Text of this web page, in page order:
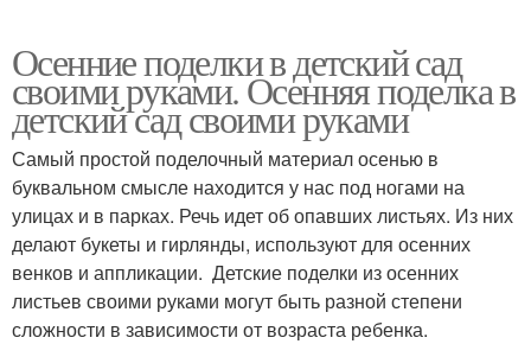
Осенние поделки в детский сад
своими руками. Осенняя поделка в
детский сад своими руками
Самый простой поделочный материал осенью в
буквальном смысле находится у нас под ногами на
улицах и в парках. Речь идет об опавших листьях. Из них
делают букеты и гирлянды, используют для осенних
венков и аппликации. Детские поделки из осенних
листьев своими руками могут быть разной степени
сложности в зависимости от возраста ребенка.